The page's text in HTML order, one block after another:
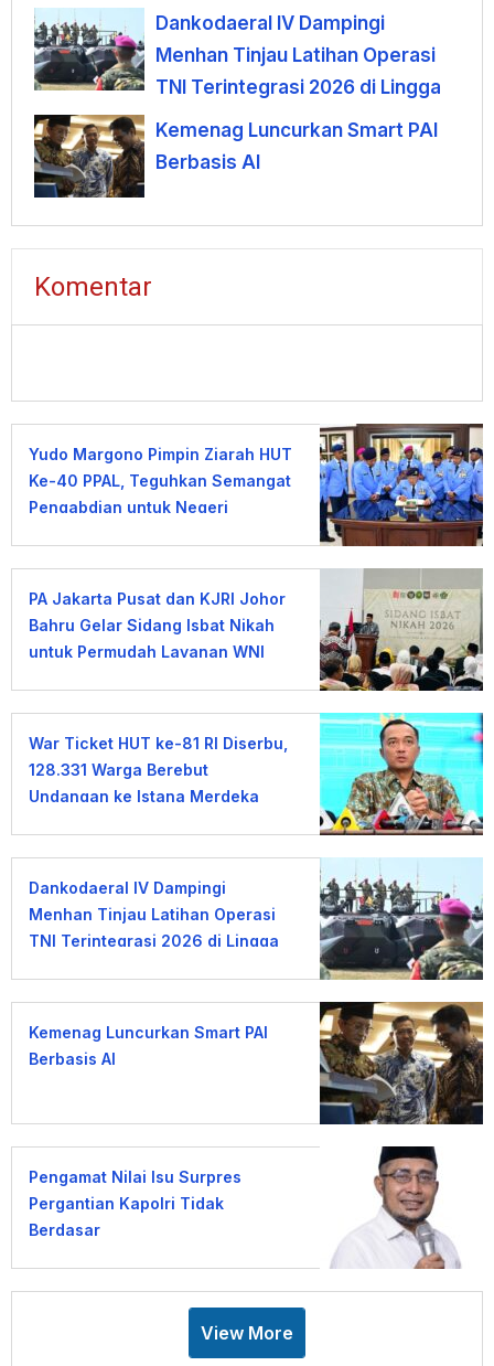
Dankodaeral IV Dampingi
Menhan Tinjau Latihan Operasi
TNI Terintegrasi 2026 di Lingga
Kemenag Luncurkan Smart PAI
Berbasis AI
Komentar
Yudo Margono Pimpin Ziarah HUT
Ke-40 PPAL, Teguhkan Semangat
Pengabdian untuk Negeri
PA Jakarta Pusat dan KJRI Johor
Bahru Gelar Sidang Isbat Nikah
untuk Permudah Layanan WNI
War Ticket HUT ke-81 RI Diserbu,
128.331 Warga Berebut
Undangan ke Istana Merdeka
Dankodaeral IV Dampingi
Menhan Tinjau Latihan Operasi
TNI Terintegrasi 2026 di Lingga
Kemenag Luncurkan Smart PAI
Berbasis AI
Pengamat Nilai Isu Surpres
Pergantian Kapolri Tidak
Berdasar
View More